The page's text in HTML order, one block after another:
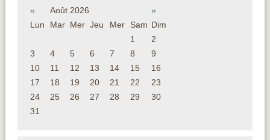
« Août 2026
»
Lun
Mar Mer Jeu Mer Sam Dim
1
2
3
4 5 6 7 8
9
10
11 12 13 14 15
16
17
18 19 20 21 22
23
24
25 26 27 28 29
30
31